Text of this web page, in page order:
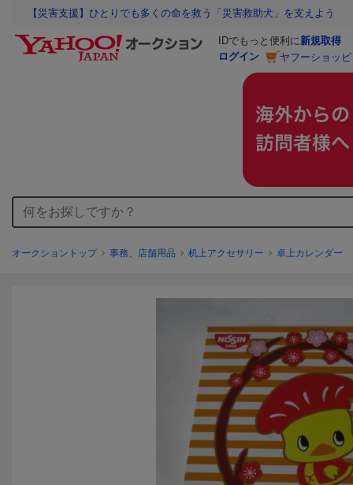
【災害支援】ひとりでも多くの命を救う「災害救助犬」を支えよう
IDでもっと便利に新規取得
ログイン
ヤフーショッ
オークショントップ 事務、店舗用品 机上アクセサリー 卓上カレンダー